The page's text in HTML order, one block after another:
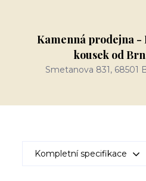
Kamenná prodejna -
kousek od
Smetanova 831, 68501
Kompletní specifikace